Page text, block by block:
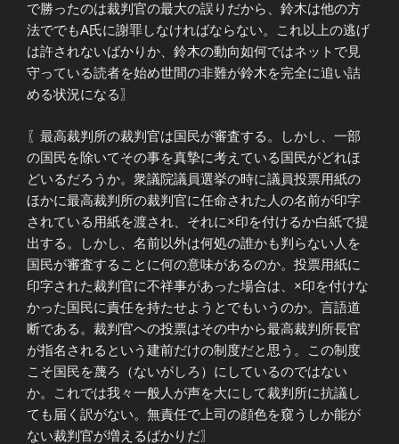
で勝ったのは裁判官の最大の誤りだから、鈴木は他の方
法ででもA氏に謝罪しなければならない。これ以上の逃げ
は許されないばかりか、鈴木の動向如何ではネットで見
守っている読者を始め世間の非難が鈴木を完全に追い詰
める状況になる〗
〖最高裁判所の裁判官は国民が審査する。しかし、一部
の国民を除いてその事を真摯に考えている国民がどれほ
どいるだろうか。衆議院議員選挙の時に議員投票用紙の
ほかに最高裁判所の裁判官に任命された人の名前が印字
されている用紙を渡され、それに×印を付けるか白紙で提
出する。しかし、名前以外は何処の誰かも判らない人を
国民が審査することに何の意味があるのか。投票用紙に
印字された裁判官に不祥事があった場合は、×印を付けな
かった国民に責任を持たせようとでもいうのか。言語道
断である。裁判官への投票はその中から最高裁判所長官
が指名されるという建前だけの制度だと思う。この制度
こそ国民を蔑ろ（ないがしろ）にしているのではない
か。これでは我々一般人が声を大にして裁判所に抗議し
ても届く訳がない。無責任で上司の顔色を窺うしか能が
ない裁判官が増えるばかりだ〗